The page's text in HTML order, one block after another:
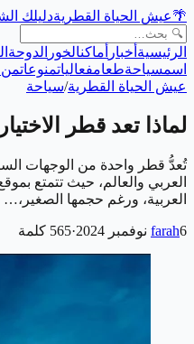
🌴عيش الحياة القطريةدليلك
الرئيسية أخبار أماكنالخور الدوحة
اسمسياحةطعامفعالياتمنوعاتمن
عيش الحياة القطرية/سياحة
لماذا تعد قطر
تُعدُّ قطر واحدة من الوجهات
العربي والعالم، حيث تتمتع
العربية، ورغم حجمها الصغير،…
farah6 نوفمبر 2024 ·
565 كلمة